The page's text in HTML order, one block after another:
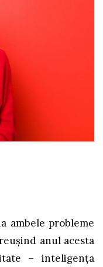
ambele probleme
anul acesta
– inteligența